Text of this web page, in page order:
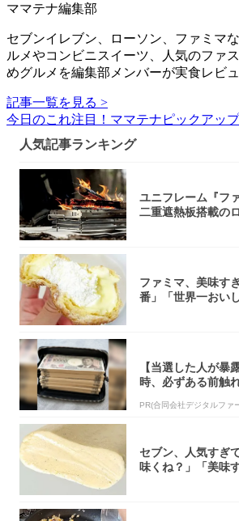
ママテナ編集部
セブンイレブン、ローソン、ファミマ
ルメやコンビニスイーツ、人気のファ
めグルメを編集部メンバーが実食レビュ
記事一覧を見る >
今日のこれ注目！ママテナピックアッ
人気記事ランキング
ユニフレーム『フ
二重遮熱板搭載の
ファミマ、美味す
番」「世界一おい
【当選した人が暴
時、必ずある前触
PR(合同会社デジタルファ
セブン、人気すぎ
味くね？」「美味